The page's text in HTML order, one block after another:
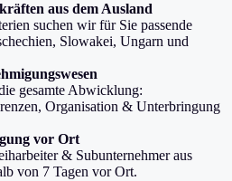
aus dem Ausland
suchen wir für Sie passende
Slowakei, Ungarn und
gesamte Abwicklung:
Organisation & Unterbringung
vor Ort
& Subunternehmer aus
von 7 Tagen vor Ort.